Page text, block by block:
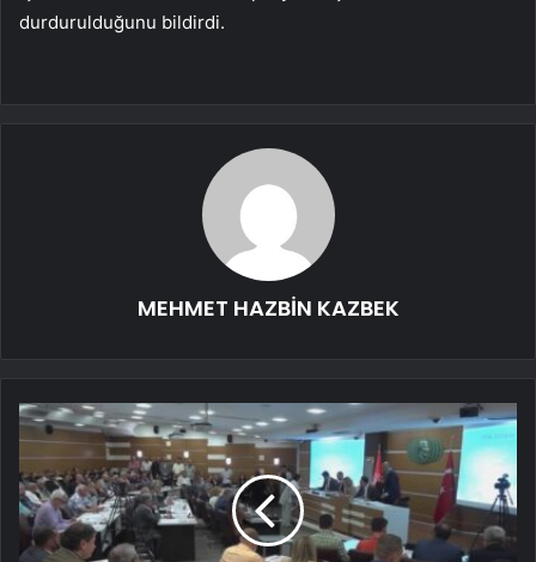
durdurulduğunu bildirdi.
MEHMET HAZBİN KAZBEK